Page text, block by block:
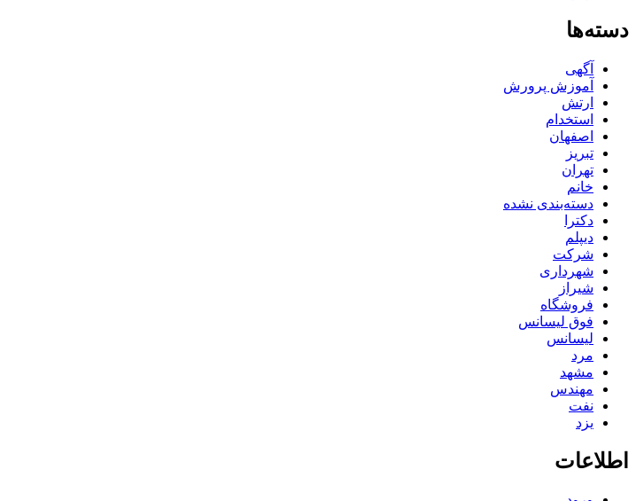
دسته‌ها
آگهی
آموزش پرورش
ارتش
استخدام
اصفهان
تبریز
تهران
خانم
دسته‌بندی نشده
دکترا
دیپلم
شرکت
شهرداری
شیراز
فروشگاه
فوق لیسانس
لیسانس
مرد
مشهد
مهندس
نفت
یزد
اطلاعات